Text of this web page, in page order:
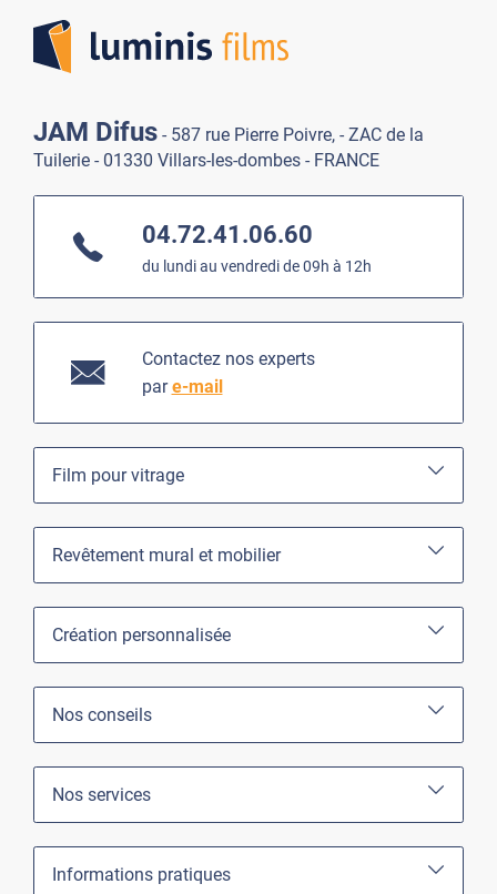
JAM Difus - 587 rue Pierre Poivre, - ZAC de la
Tuilerie - 01330 Villars-les-dombes - FRANCE
04.72.41.06.60
du lundi au vendredi de 09h à 12h
Contactez nos experts
pare-mail
Film pour vitrage
Revêtement mural et mobilier
Création personnalisée
Nos conseils
Nos services
Informations pratiques